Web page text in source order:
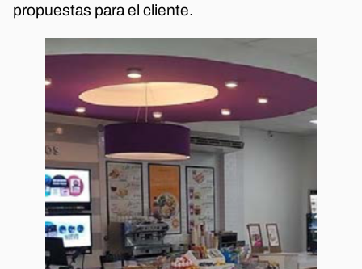
propuestas para el cliente.